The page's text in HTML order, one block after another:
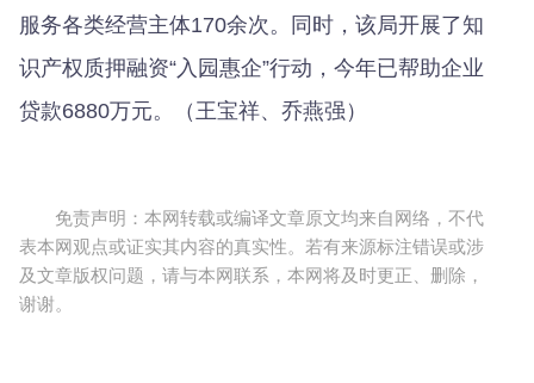
服务各类经营主体170余次。同时，该局开展了知
识产权质押融资“入园惠企”行动，今年已帮助企业
贷款6880万元。（王宝祥、乔燕强）
免责声明：本网转载或编译文章原文均来自网络，不代
表本网观点或证实其内容的真实性。若有来源标注错误或涉
及文章版权问题，请与本网联系，本网将及时更正、删除，
谢谢。